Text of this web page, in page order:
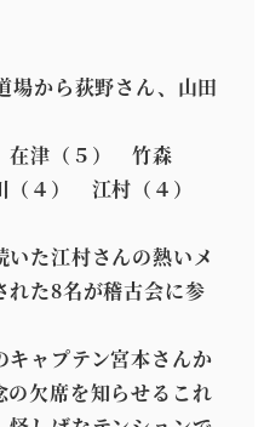
から荻野さん、山田
津（５） 竹森
（４） 江村（４）
いた江村さんの熱いメ
れた8名が稽古会に参
キャプテン宮本さんか
の欠席を知らせるこれ